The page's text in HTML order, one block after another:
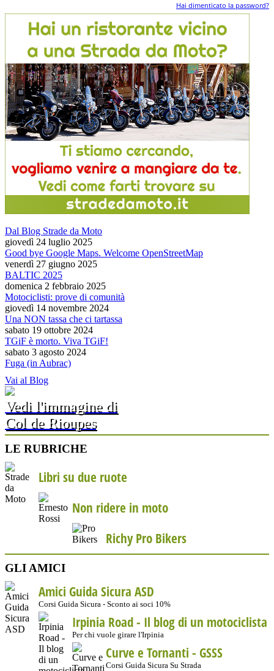
Hai dimenticato la password?
Dal Blog Strade da Moto
giovedì 24 luglio 2025
Good bye Google Maps. Welcome OpenStreetMap
venerdì 27 giugno 2025
BALTIC 2025
domenica 2 febbraio 2025
Motociclisti: prove di comunità
giovedì 14 novembre 2024
Una NON tassa che ci tartassa
sabato 19 ottobre 2024
TGiF è morto. Viva TGiF!
sabato 3 agosto 2024
Fuga (in Aubrac)
Vai al Blog
Vedi l'immagine di
Col de Rioupes
LE RUBRICHE
Libri su due ruote
Non ridere in moto
Richy Pro Bikers
GLI AMICI
Amici Guida Sicura ASD
Corsi Guida Sicura - Sconto ai soci 10%
Irpinia Road - Il blog di un motociclista
Per chi vuole girare l'Irpinia
Curve e Tornanti - GSSS
Corsi Guida Sicura Su Strada